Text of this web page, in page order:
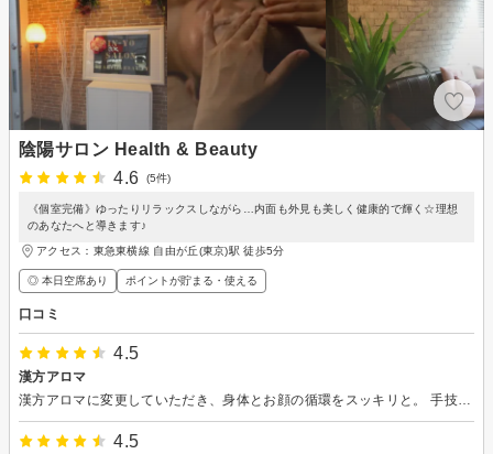
陰陽サロン Health & Beauty
4.6
(5件)
《個室完備》ゆったりリラックスしながら…内面も外見も美しく健康的で輝く☆理想
のあなたへと導きます♪
アクセス：東急東横線 自由が丘(東京)駅 徒歩5分
◎ 本日空席あり ポイントが貯まる・使える
口コミ
4.5
漢方アロマ
漢方アロマに変更していただき、身体とお顔の循環をスッキリと。 手技はもちろん香りも本格的で、独特の香りですが効く気がします^^実際に施術後は身体がぽかぽかになり2.3日持続します。 癖になりそうです♪ なかなか他にはない漢方アロマ、またお願いしたいです！いつもありがとうございます。
4.5